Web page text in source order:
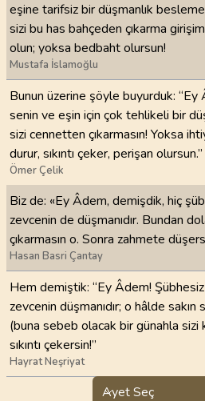
eşine tarifsiz bir düşmanlık
sizi bu has bahçeden çıkarma
olun; yoksa bedbaht olursun!
Mustafa İslamoğlu
Bunun üzerine şöyle buyurduk:
senin ve eşin için çok tehlikeli bir
sizi cennetten çıkarmasın! Yoksa
durur, sıkıntı çeker, perişan olursun.”
Ömer Çelik
Biz de: «Ey Âdem, demişdik, hiç
zevcenin de düşmanıdır. Bundan
çıkarmasın o. Sonra zahmete
Hasan Basri Çantay
Hem demiştik: “Ey Âdem!
zevcenin düşmanıdır; o hâlde sakın
(buna sebeb olacak bir günahla sizi
sıkıntı çekersin!”
Hayrat Neşriyat
Ayet Seç